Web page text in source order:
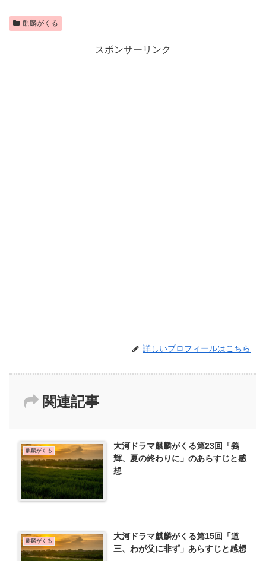
麒麟がくる
スポンサーリンク
詳しいプロフィールはこちら
関連記事
麒麟がくる
大河ドラマ麒麟がくる第23回「義
輝、夏の終わりに」のあらすじと感
想
麒麟がくる
大河ドラマ麒麟がくる第15回「道
三、わが父に非ず」あらすじと感想